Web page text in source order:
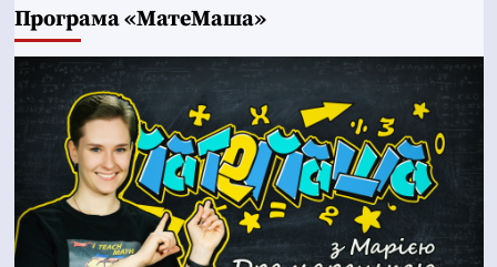
Програма «МатеМаша»